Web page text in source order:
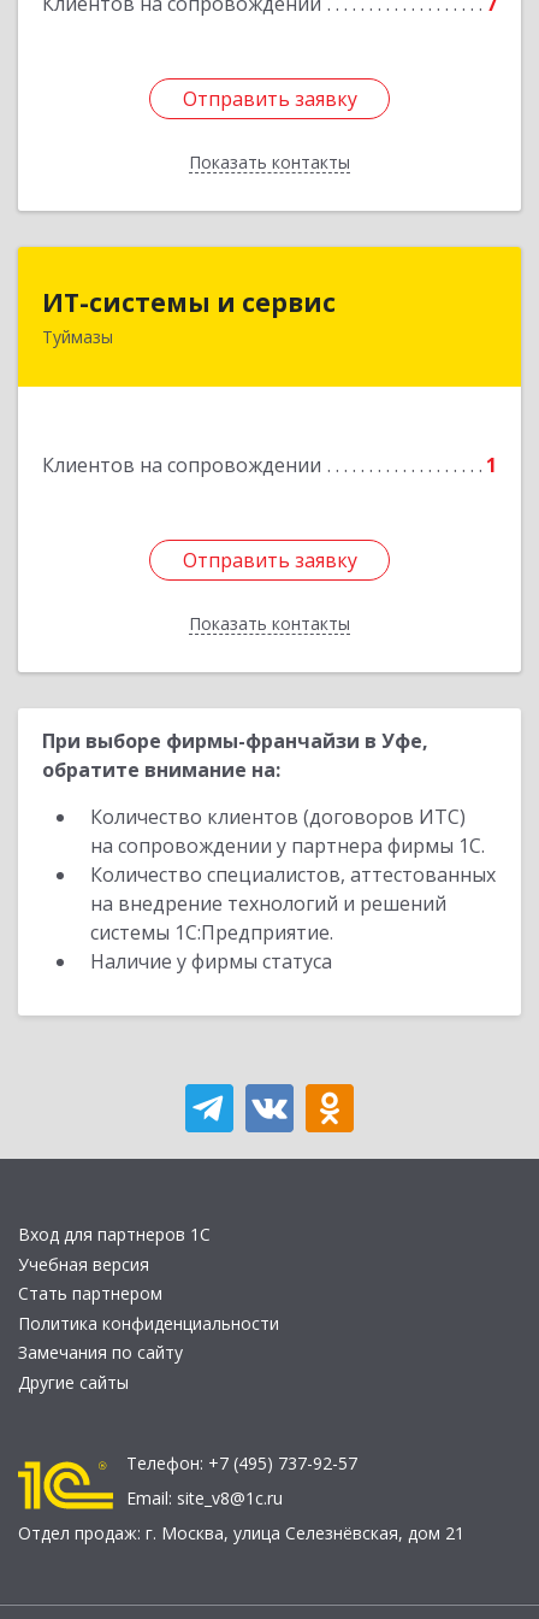
Отправить заявку
Показать контакты
Отправить заявку
Назад
ИТ-системы и сервис
Туймазы
Клиентов на сопровождении 1
Отправить заявку
Показать контакты
Подробнее
Отправить заявку
Назад
При выборе фирмы-франчайзи в Уфе,
обратите внимание на:
Количество клиентов (договоров ИТС)
на сопровождении у партнера фирмы 1С.
Количество специалистов, аттестованных
на внедрение технологий и решений
системы 1С:Предприятие.
Наличие у фирмы статуса
Вход для партнеров 1С
Учебная версия
Стать партнером
Политика конфиденциальности
Замечания по сайту
Другие сайты
Телефон: +7 (495) 737-92-57
Email: site_v8@1c.ru
Отдел продаж: г. Москва, улица Селезнёвская, дом 21